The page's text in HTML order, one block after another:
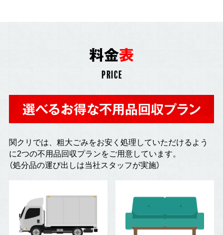
料金表
PRICE
選べるお得な不用品回収プラン
関クリでは、粗大ごみをお安く処理していただけるよう
に2つの不用品回収プランをご用意しています。
（処分品の運び出しは当社スタッフが実施）